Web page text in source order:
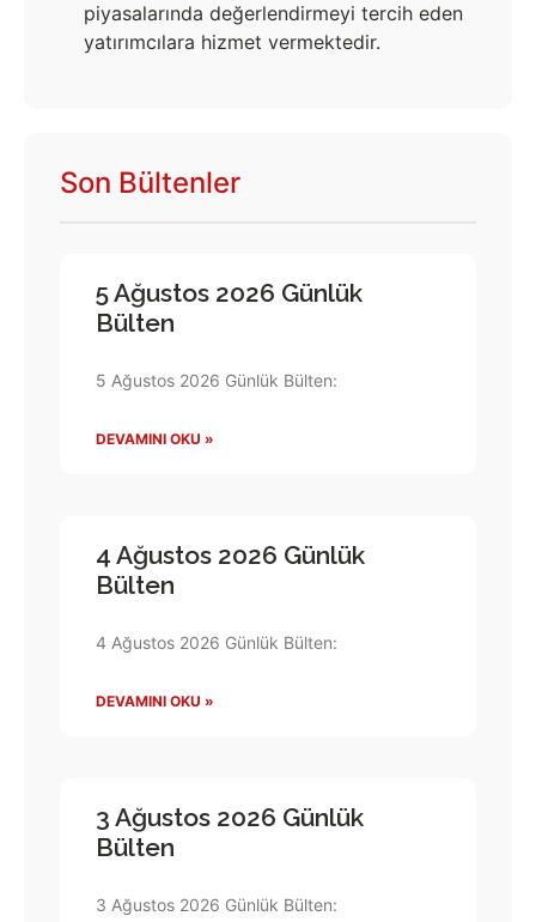
piyasalarında değerlendirmeyi tercih eden
yatırımcılara hizmet vermektedir.
Son Bültenler
5 Ağustos 2026 Günlük
Bülten
5 Ağustos 2026 Günlük Bülten:
DEVAMINI OKU »
4 Ağustos 2026 Günlük
Bülten
4 Ağustos 2026 Günlük Bülten:
DEVAMINI OKU »
3 Ağustos 2026 Günlük
Bülten
3 Ağustos 2026 Günlük Bülten: